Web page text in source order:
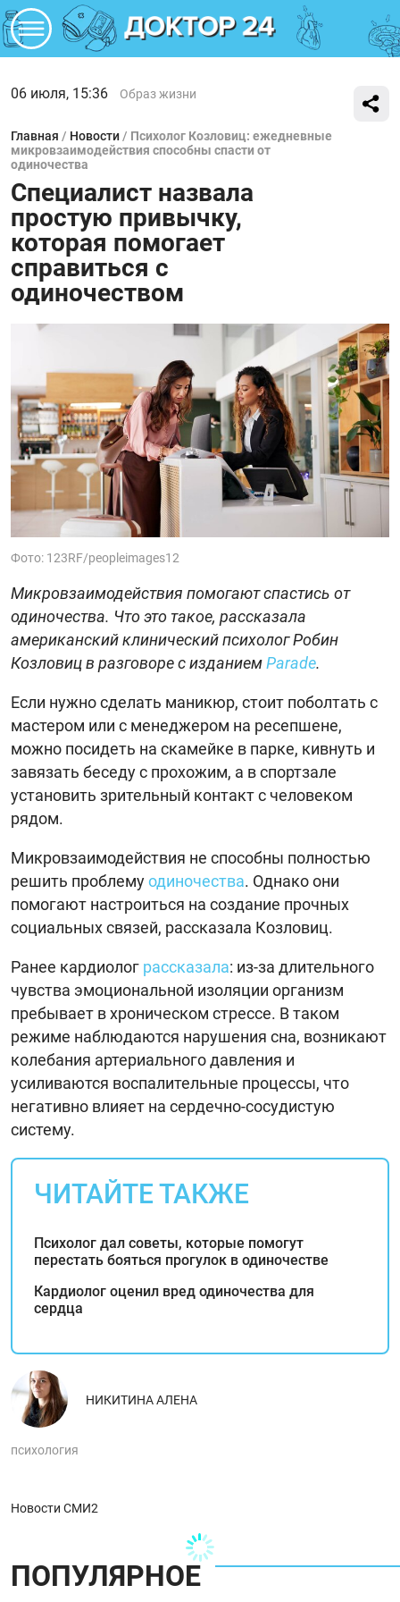
06 июля, 15:36 Образ жизни
Главная / Новости / Психолог Козловиц: ежедневные
микровзаимодействия способны спасти от
одиночества
Специалист назвала
простую привычку,
которая помогает
справиться с
одиночеством
Фото: 123RF/peopleimages12
Микровзаимодействия помогают спастись от
одиночества. Что это такое, рассказала
американский клинический психолог Робин
Козловиц в разговоре с изданиемParade.
Если нужно сделать маникюр, стоит поболтать с
мастером или с менеджером на ресепшене,
можно посидеть на скамейке в парке, кивнуть и
завязать беседу с прохожим, а в спортзале
установить зрительный контакт с человеком
рядом.
Микровзаимодействия не способны полностью
решить проблемуодиночества. Однако они
помогают настроиться на создание прочных
социальных связей, рассказала Козловиц.
Ранее кардиолог рассказала: из-за длительного
чувства эмоциональной изоляции организм
пребывает в хроническом стрессе. В таком
режиме наблюдаются нарушения сна, возникают
колебания артериального давления и
усиливаются воспалительные процессы, что
негативно влияет на сердечно-сосудистую
систему.
ЧИТАЙТЕ ТАКЖЕ
Психолог дал советы, которые помогут
перестать бояться прогулок в одиночестве
Кардиолог оценил вред одиночества для
сердца
НИКИТИНА АЛЕНА
психология
Новости СМИ2
ПОПУЛЯРНОЕ